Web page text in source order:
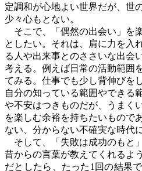
定調和が心地よい世界だが、世
少々心もとない。
そこで、「偶然の出会い」を
としたい。それは、肩に力を入
る人や出来事とのささいな出会
考える。例えば日常の活動範囲
てみる。仕事でも少し背伸びを
自分の知っている範囲やできる
や不安はつきものだが、うまく
を楽しむ余裕を持ちたいもので
ない、分からない不確実な時代
そして、「失敗は成功のもと
昔からの言葉が教えてくれるよ
だとしたら、たった 1 回の結果